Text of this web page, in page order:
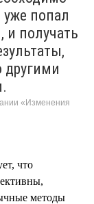
уже попал
и получать
другими
«Изменения
что
методы